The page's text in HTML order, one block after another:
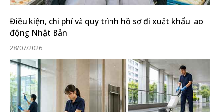
Điều kiện, chi phí và quy trình hồ sơ đi xuất khẩu lao
động Nhật Bản
28/07/2026